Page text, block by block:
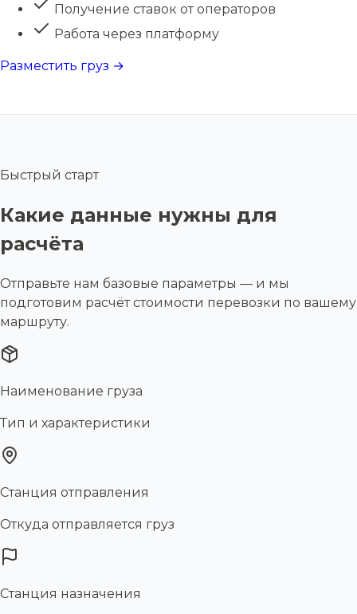
Получение ставок от операторов
Работа через платформу
Разместить груз →
Быстрый старт
Какие данные нужны для
расчёта
Отправьте нам базовые параметры — и мы
подготовим расчёт стоимости перевозки по вашему
маршруту.
Наименование груза
Тип и характеристики
Станция отправления
Откуда отправляется груз
Станция назначения